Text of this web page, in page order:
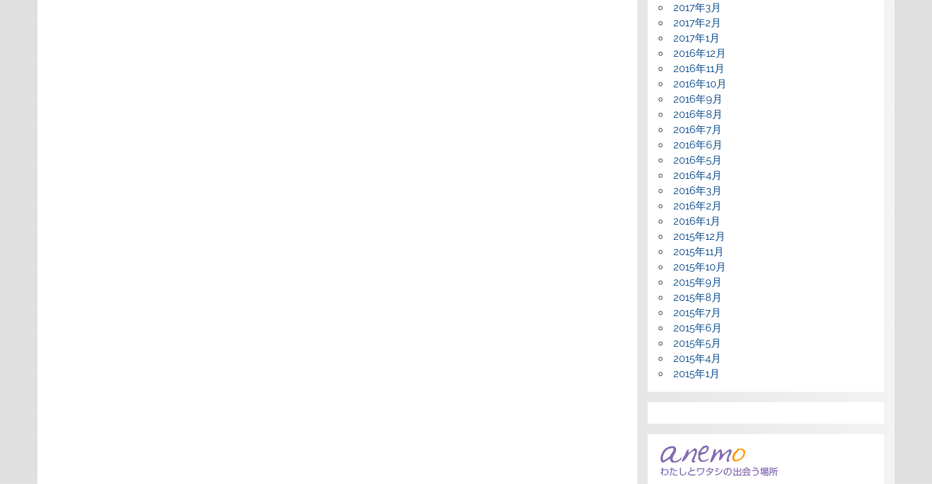
2017年3月
2017年2月
2017年1月
2016年12月
2016年11月
2016年10月
2016年9月
2016年8月
2016年7月
2016年6月
2016年5月
2016年4月
2016年3月
2016年2月
2016年1月
2015年12月
2015年11月
2015年10月
2015年9月
2015年8月
2015年7月
2015年6月
2015年5月
2015年4月
2015年1月